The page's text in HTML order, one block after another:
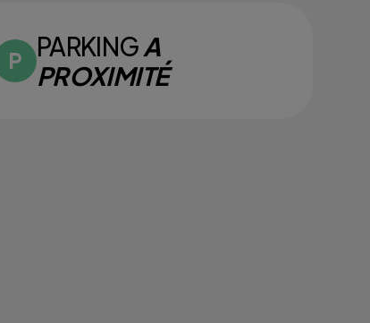
PARKINGA
PROXIMITÉ